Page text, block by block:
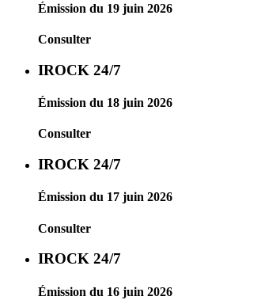
Émission du 19 juin 2026
Consulter
IROCK 24/7
Émission du 18 juin 2026
Consulter
IROCK 24/7
Émission du 17 juin 2026
Consulter
IROCK 24/7
Émission du 16 juin 2026